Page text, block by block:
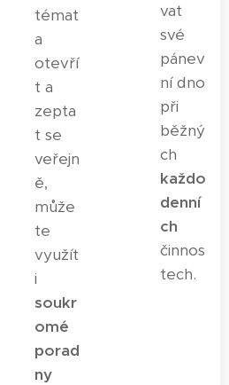
témat
a
otevří
t a
zepta
t se
veřejn
ě,
může
te
využít
i
soukr
omé
porad
ny
vat
své
pánev
ní dno
při
běžný
ch
každo
denní
ch
činnos
tech.